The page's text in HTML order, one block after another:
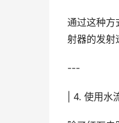
通过这种方
射器的发射
---
| 4. 使用水